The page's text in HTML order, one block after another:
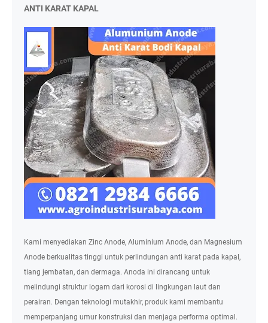
ANTI KARAT KAPAL
Kami menyediakan Zinc Anode, Aluminium Anode, dan Magnesium
Anode berkualitas tinggi untuk perlindungan anti karat pada kapal,
tiang jembatan, dan dermaga. Anoda ini dirancang untuk
melindungi struktur logam dari korosi di lingkungan laut dan
perairan. Dengan teknologi mutakhir, produk kami membantu
memperpanjang umur konstruksi dan menjaga performa optimal.